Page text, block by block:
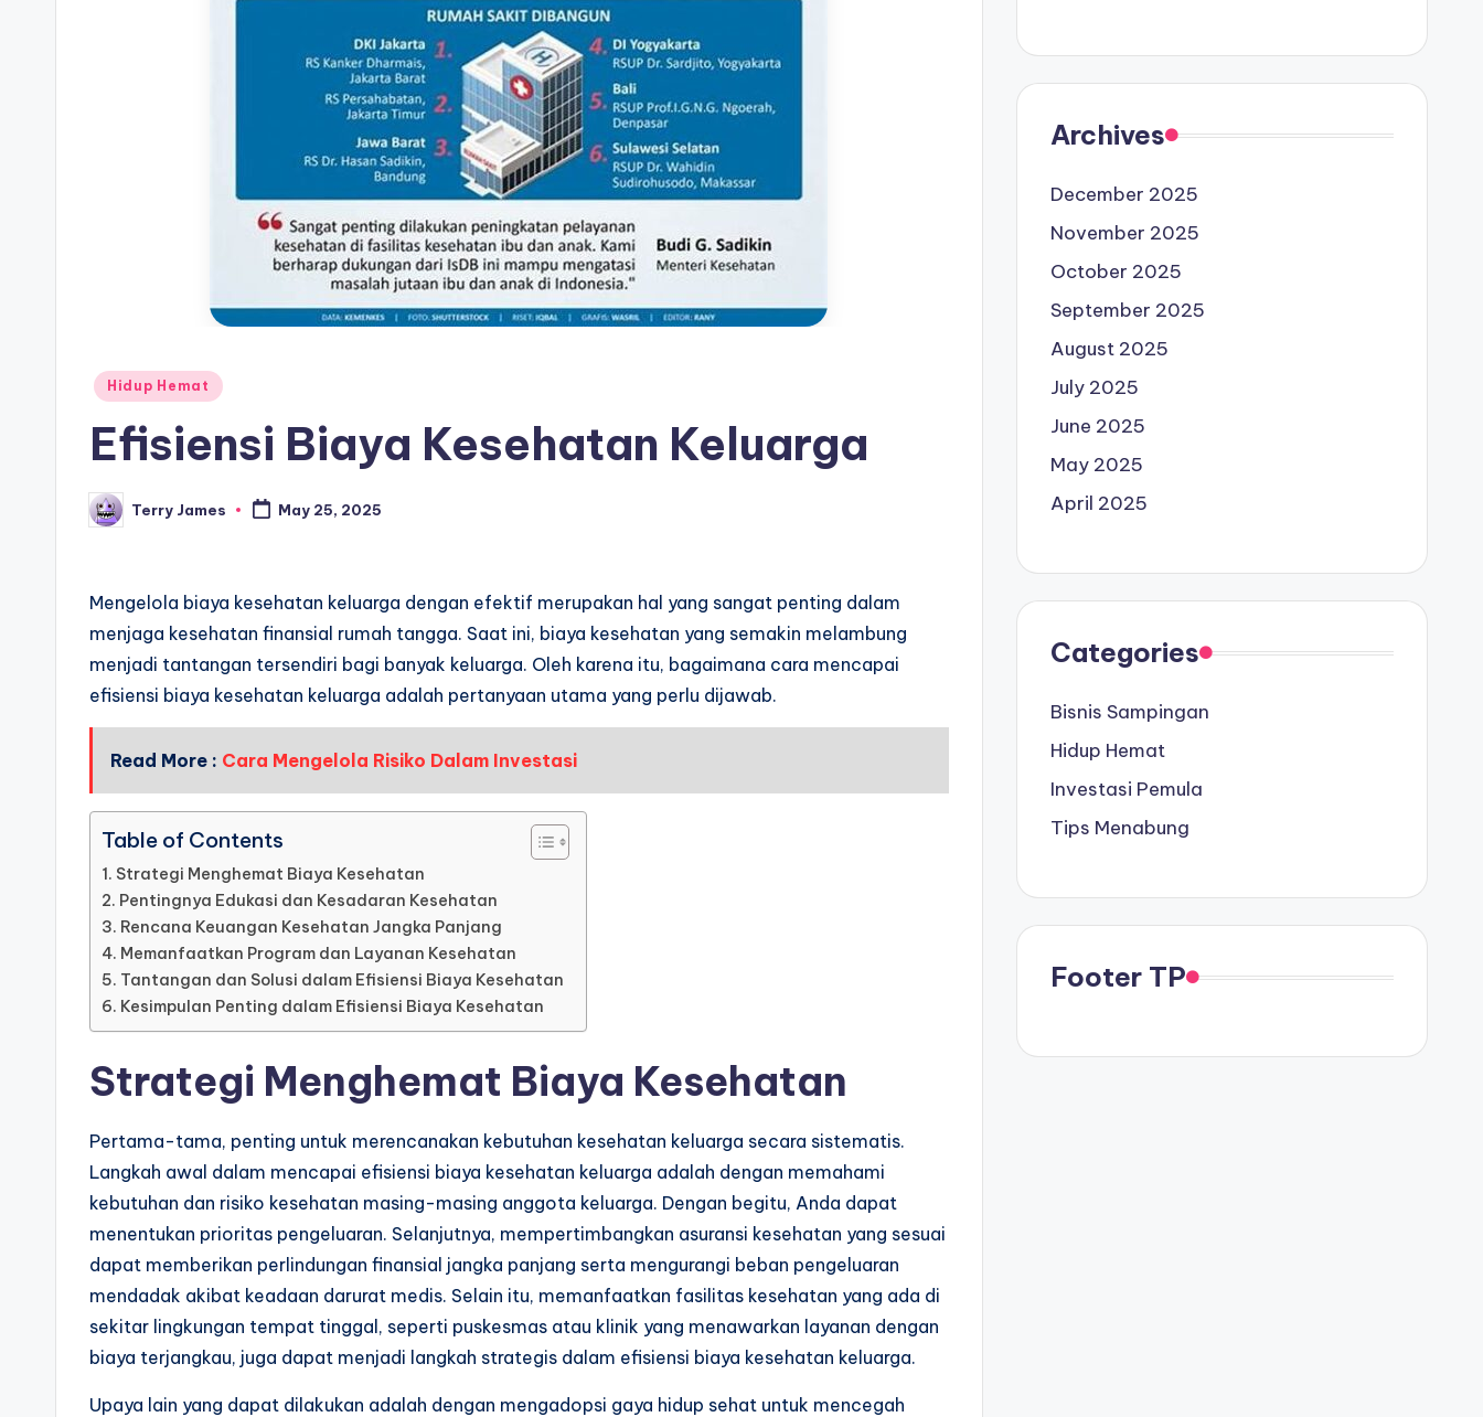
Posted
Hidup Hemat
Efisiensi Biaya Kesehatan Keluarga
Posted
by
Terry James May 25, 2025
Mengelola biaya kesehatan keluarga dengan efektif merupakan hal yang sangat penting dalam
menjaga kesehatan finansial rumah tangga. Saat ini, biaya kesehatan yang semakin melambung
menjadi tantangan tersendiri bagi banyak keluarga. Oleh karena itu, bagaimana cara mencapai
efisiensi biaya kesehatan keluarga adalah pertanyaan utama yang perlu dijawab.
Read More : Cara Mengelola Risiko Dalam Investasi
Table of Contents
Strategi Menghemat Biaya Kesehatan
Pentingnya Edukasi dan Kesadaran Kesehatan
Rencana Keuangan Kesehatan Jangka Panjang
Memanfaatkan Program dan Layanan Kesehatan
Tantangan dan Solusi dalam Efisiensi Biaya Kesehatan
Kesimpulan Penting dalam Efisiensi Biaya Kesehatan
Strategi Menghemat Biaya Kesehatan
Pertama-tama, penting untuk merencanakan kebutuhan kesehatan keluarga secara sistematis.
Langkah awal dalam mencapai efisiensi biaya kesehatan keluarga adalah dengan memahami
kebutuhan dan risiko kesehatan masing-masing anggota keluarga. Dengan begitu, Anda dapat
menentukan prioritas pengeluaran. Selanjutnya, mempertimbangkan asuransi kesehatan yang sesuai
dapat memberikan perlindungan finansial jangka panjang serta mengurangi beban pengeluaran
mendadak akibat keadaan darurat medis. Selain itu, memanfaatkan fasilitas kesehatan yang ada di
sekitar lingkungan tempat tinggal, seperti puskesmas atau klinik yang menawarkan layanan dengan
biaya terjangkau, juga dapat menjadi langkah strategis dalam efisiensi biaya kesehatan keluarga.
Upaya lain yang dapat dilakukan adalah dengan mengadopsi gaya hidup sehat untuk mencegah
Archives
December 2025
November 2025
October 2025
September 2025
August 2025
July 2025
June 2025
May 2025
April 2025
Categories
Bisnis Sampingan
Hidup Hemat
Investasi Pemula
Tips Menabung
Footer TP